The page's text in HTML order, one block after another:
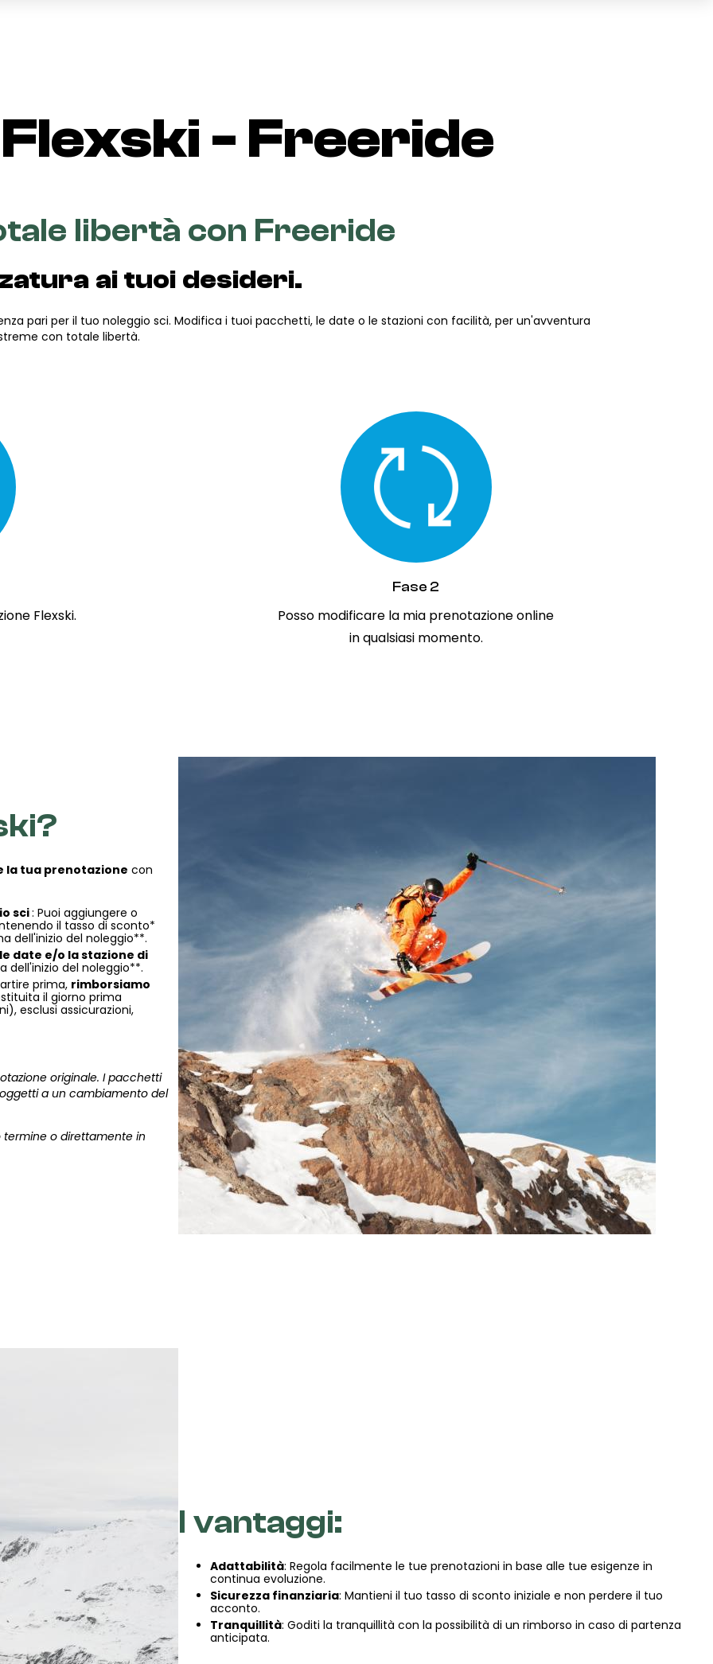
TOTALE
- Freeride
libertà con Freeride
ai tuoi desideri.
pari per il tuo noleggio sci. Modifica i tuoi pacchetti, le date o le stazioni con facilità, per un'avventura
con totale libertà.
Flexski.
Fase 2
Posso modificare la mia prenotazione online
in qualsiasi momento.
la tua prenotazione con
sci: Puoi aggiungere o
il tasso di sconto*
dell'inizio del noleggio**.
date e/o la stazione di
dell'inizio del noleggio**.
prima, rimborsiamo
il giorno prima
esclusi assicurazioni,
originale. I pacchetti
a un cambiamento del
o direttamente in
I vantaggi:
Adattabilità: Regola facilmente le tue prenotazioni in base alle tue esigenze in
continua evoluzione.
Sicurezza finanziaria: Mantieni il tuo tasso di sconto iniziale e non perdere il tuo
acconto.
Tranquillità: Goditi la tranquillità con la possibilità di un rimborso in caso di partenza
anticipata.